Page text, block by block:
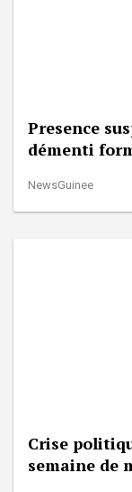
Presence
démenti
NewsGuinee
Crise
semaine de